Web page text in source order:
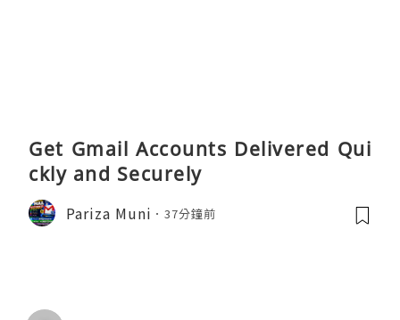
Get Gmail Accounts Delivered Qui
ckly and Securely
Pariza Muni 37分鐘前